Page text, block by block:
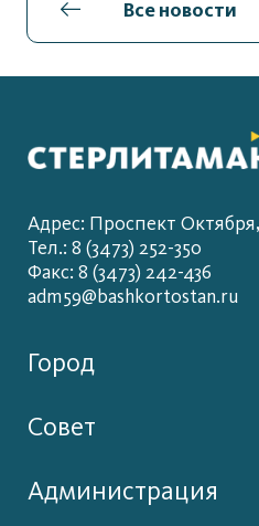
Все новости
Адрес: Проспект
Тел.: 8 (3473) 252-350
Факс: 8 (3473) 242-436
adm59@bashkortostan.ru
Город
Совет
Администрация